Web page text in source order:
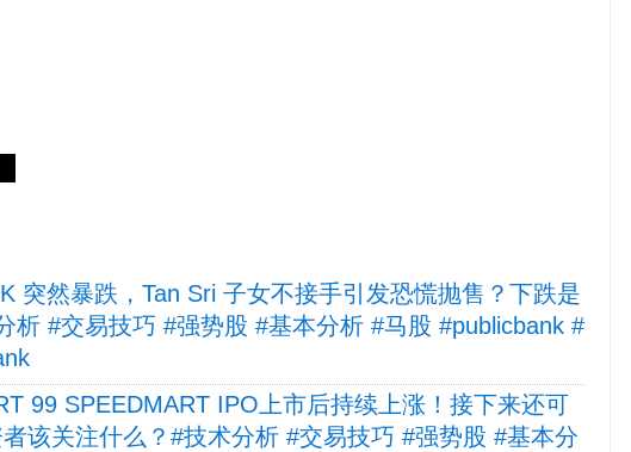
突然暴跌，Tan Sri 子女不接手引发恐慌抛售？下跌是
析 #交易技巧 #强势股 #基本分析 #马股 #publicbank #
99 SPEEDMART IPO上市后持续上涨！接下来还可
该关注什么？#技术分析 #交易技巧 #强势股 #基本分